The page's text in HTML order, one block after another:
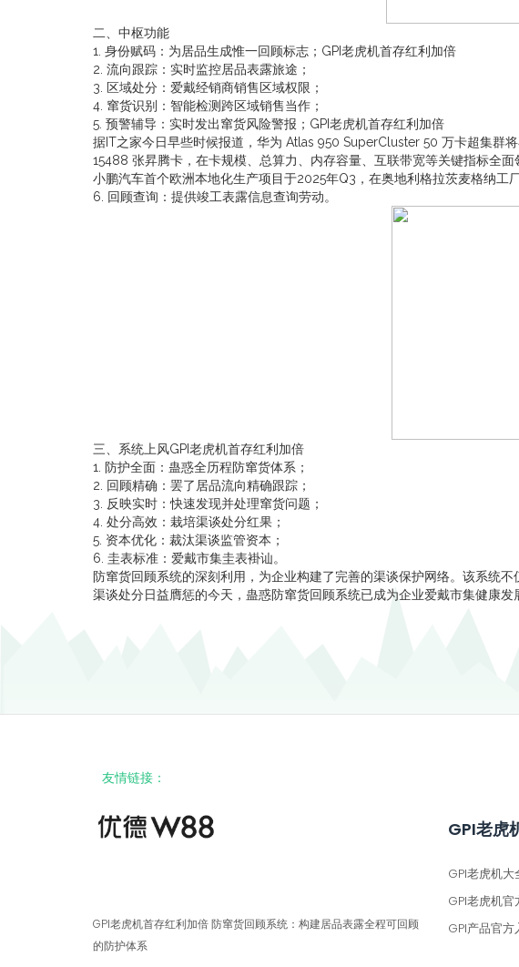
二、中枢功能
1. 身份赋码：为居品生成惟一回顾标志；GPI老虎机首存红利加倍
2. 流向跟踪：实时监控居品表露旅途；
3. 区域处分：爱戴经销商销售区域权限；
4. 窜货识别：智能检测跨区域销售当作；
5. 预警辅导：实时发出窜货风险警报；GPI老虎机首存红利加倍
据IT之家今日早些时候报道，华为 Atlas 950 SuperCluster 50 万卡超集群
15488 张昇腾卡，在卡规模、总算力、内存容量、互联带宽等关键指标全面
小鹏汽车首个欧洲本地化生产项目于2025年Q3，在奥地利格拉茨麦格纳工
6. 回顾查询：提供竣工表露信息查询劳动。
三、系统上风GPI老虎机首存红利加倍
1. 防护全面：蛊惑全历程防窜货体系；
2. 回顾精确：罢了居品流向精确跟踪；
3. 反映实时：快速发现并处理窜货问题；
4. 处分高效：栽培渠谈处分红果；
5. 资本优化：裁汰渠谈监管资本；
6. 圭表标准：爱戴市集圭表褂讪。
防窜货回顾系统的深刻利用，为企业构建了完善的渠谈保护网络。该系统
渠谈处分日益膺惩的今天，蛊惑防窜货回顾系统已成为企业爱戴市集健康发
友情链接：
GPI老虎机首存红利加倍 防窜货回顾系统：构建居品表露全程可回顾
的防护体系
GPI老虎
GPI老虎机大
GPI老虎机官
GPI产品官方